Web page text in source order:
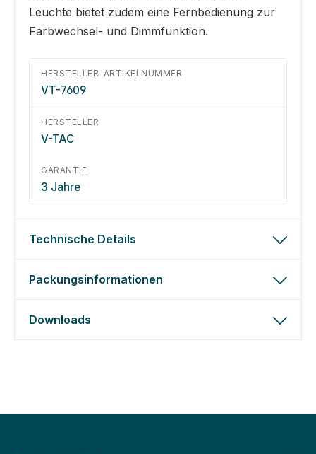
Leuchte bietet zudem eine Fernbedienung zur
Farbwechsel- und Dimmfunktion.
HERSTELLER-ARTIKELNUMMER
VT-7609
HERSTELLER
V-TAC
GARANTIE
3 Jahre
Technische Details
Packungsinformationen
Downloads